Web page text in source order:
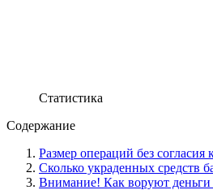
Статистика
Содержание
Размер операций без
Сколько украденных средств
Внимание! Как воруют деньги